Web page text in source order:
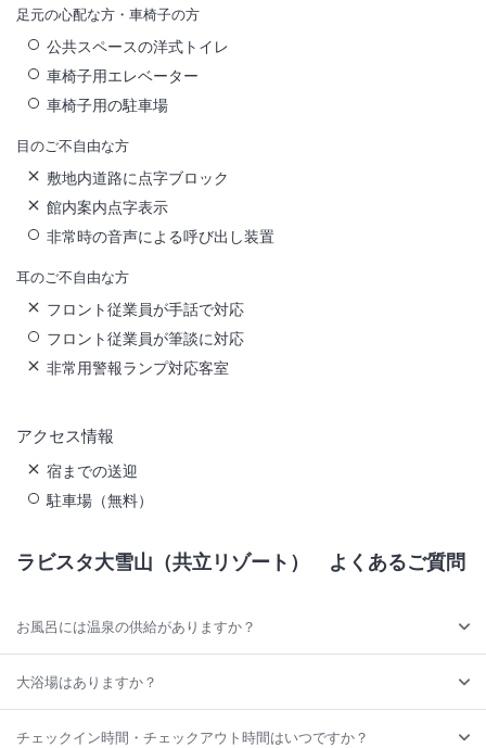
足元の心配な方・車椅子の方
公共スペースの洋式トイレ
車椅子用エレベーター
車椅子用の駐車場
目のご不自由な方
敷地内道路に点字ブロック
館内案内点字表示
非常時の音声による呼び出し装置
耳のご不自由な方
フロント従業員が手話で対応
フロント従業員が筆談に対応
非常用警報ランプ対応客室
アクセス情報
宿までの送迎
駐車場（無料）
ラビスタ大雪山（共立リゾート） よくあるご質問
お風呂には温泉の供給がありますか？
大浴場はありますか？
チェックイン時間・チェックアウト時間はいつですか？